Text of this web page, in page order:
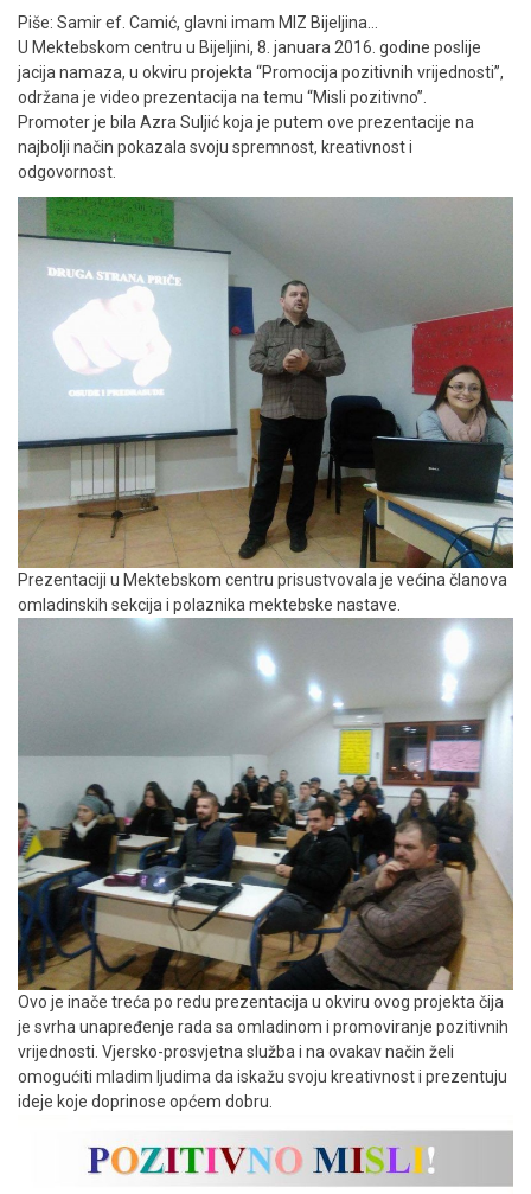
Piše: Samir ef. Camić, glavni imam MIZ Bijeljina…
U Mektebskom centru u Bijeljini, 8. januara 2016. godine poslije
jacija namaza, u okviru projekta “Promocija pozitivnih vrijednosti”,
održana je video prezentacija na temu “Misli pozitivno”.
Promoter je bila Azra Suljić koja je putem ove prezentacije na
najbolji način pokazala svoju spremnost, kreativnost i
odgovornost.
Prezentaciji u Mektebskom centru prisustvovala je većina članova
omladinskih sekcija i polaznika mektebske nastave.
Ovo je inače treća po redu prezentacija u okviru ovog projekta čija
je svrha unapređenje rada sa omladinom i promoviranje pozitivnih
vrijednosti. Vjersko-prosvjetna služba i na ovakav način želi
omogućiti mladim ljudima da iskažu svoju kreativnost i prezentuju
ideje koje doprinose općem dobru.